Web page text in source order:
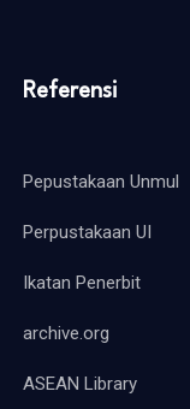
Referensi
Pepustakaan Unmul
Perpustakaan UI
Ikatan Penerbit
archive.org
ASEAN Library